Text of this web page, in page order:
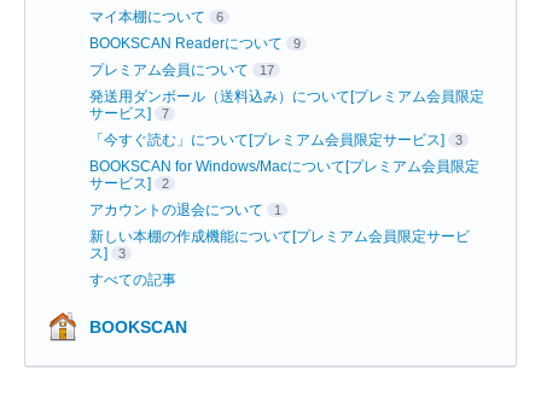
マイ本棚について 6
BOOKSCAN Readerについて 9
プレミアム会員について 17
発送用ダンボール（送料込み）について[プレミアム会員限定
サービス]
7
「今すぐ読む」について[プレミアム会員限定サービス] 3
BOOKSCAN for Windows/Macについて[プレミアム会員限定
サービス]
2
アカウントの退会について 1
新しい本棚の作成機能について[プレミアム会員限定サービ
ス]
3
すべての記事
BOOKSCAN